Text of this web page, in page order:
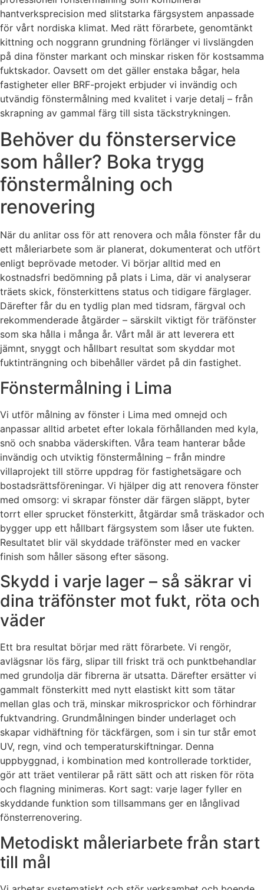
hantverksprecision med slitstarka färgsystem anpassade
för vårt nordiska klimat. Med rätt förarbete, genomtänkt
kittning och noggrann grundning förlänger vi livslängden
på dina fönster markant och minskar risken för kostsamma
fuktskador. Oavsett om det gäller enstaka bågar, hela
fastigheter eller BRF-projekt erbjuder vi invändig och
utvändig fönstermålning med kvalitet i varje detalj – från
skrapning av gammal färg till sista täckstrykningen.
Behöver du fönsterservice
som håller? Boka trygg
fönstermålning och
renovering
När du anlitar oss för att renovera och måla fönster får du
ett måleriarbete som är planerat, dokumenterat och utfört
enligt beprövade metoder. Vi börjar alltid med en
kostnadsfri bedömning på plats i Lima, där vi analyserar
träets skick, fönsterkittens status och tidigare färglager.
Därefter får du en tydlig plan med tidsram, färgval och
rekommenderade åtgärder – särskilt viktigt för träfönster
som ska hålla i många år. Vårt mål är att leverera ett
jämnt, snyggt och hållbart resultat som skyddar mot
fuktinträngning och bibehåller värdet på din fastighet.
Fönstermålning i Lima
Vi utför målning av fönster i Lima med omnejd och
anpassar alltid arbetet efter lokala förhållanden med kyla,
snö och snabba väderskiften. Våra team hanterar både
invändig och utviktig fönstermålning – från mindre
villaprojekt till större uppdrag för fastighetsägare och
bostadsrättsföreningar. Vi hjälper dig att renovera fönster
med omsorg: vi skrapar fönster där färgen släppt, byter
torrt eller sprucket fönsterkitt, åtgärdar små träskador och
bygger upp ett hållbart färgsystem som låser ute fukten.
Resultatet blir väl skyddade träfönster med en vacker
finish som håller säsong efter säsong.
Skydd i varje lager – så säkrar vi
dina träfönster mot fukt, röta och
väder
Ett bra resultat börjar med rätt förarbete. Vi rengör,
avlägsnar lös färg, slipar till friskt trä och punktbehandlar
med grundolja där fibrerna är utsatta. Därefter ersätter vi
gammalt fönsterkitt med nytt elastiskt kitt som tätar
mellan glas och trä, minskar mikrosprickor och förhindrar
fuktvandring. Grundmålningen binder underlaget och
skapar vidhäftning för täckfärgen, som i sin tur står emot
UV, regn, vind och temperaturskiftningar. Denna
uppbyggnad, i kombination med kontrollerade torktider,
gör att träet ventilerar på rätt sätt och att risken för röta
och flagning minimeras. Kort sagt: varje lager fyller en
skyddande funktion som tillsammans ger en långlivad
fönsterrenovering.
Metodiskt måleriarbete från start
till mål